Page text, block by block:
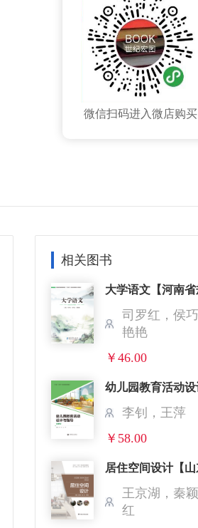
微信扫码进入微店购买
相关图书
司罗红，侯
艳艳
￥46.00
李钊，王萍
￥58.00
王京湖，秦
红